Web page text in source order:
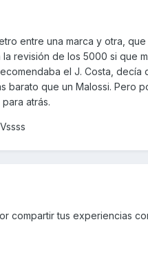
entre una marca y otra, que
revisión de los 5000 si que
el J. Costa, decía
barato que un Malossi. Pero
atrás.
compartir tus experiencias